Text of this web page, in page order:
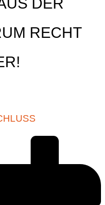
DER
RECHT